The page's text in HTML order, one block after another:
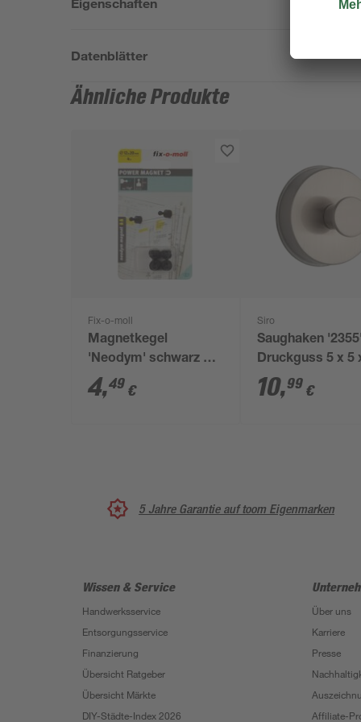
Datenblätter
Ähnliche Produkte
Fix-o-moll
Magnetkegel
'Neodym' schwarz Ø
12 x 20 mm, 4 Stück
4,49 €
Siro
Saughaken '2355'
Druckguss 5 x 5
cm
10,99 €
5 Jahre Garantie auf toom Eigenmarken
Wissen & Service
Handwerksservice
Entsorgungsservice
Finanzierung
Übersicht Ratgeber
Übersicht Märkte
DIY-Städte-Index 2026
Über uns
Karriere
Presse
Affiliate-